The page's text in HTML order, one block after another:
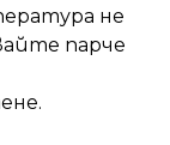
не
парче